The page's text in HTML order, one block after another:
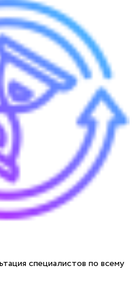
специалистов по всему